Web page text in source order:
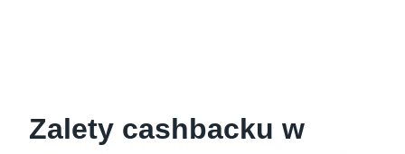
Zalety cashbacku w